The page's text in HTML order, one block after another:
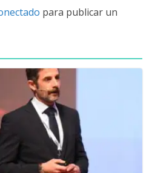
para publicar un